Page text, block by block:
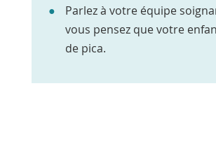
Parlez à votre équipe
vous pensez que votre
de pica.